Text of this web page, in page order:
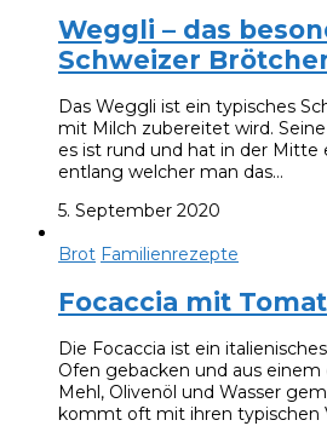
Weggli – das
Schweizer
Das Weggli ist ein typisches
mit Milch zubereitet wird.
es ist rund und hat in der Mitte
entlang welcher man das…
5. September 2020
Brot Familienrezepte
Focaccia mit
Die Focaccia ist ein
Ofen gebacken und aus einem
Mehl, Olivenöl und Wasser
kommt oft mit ihren typischen